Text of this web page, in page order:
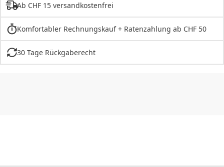
Ab CHF 15 versandkostenfrei
Komfortabler Rechnungskauf + Ratenzahlung ab CHF 50
30 Tage Rückgaberecht